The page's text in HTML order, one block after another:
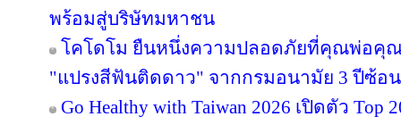
พร้อมสู่บริษัทมหาชน
โคโดโม ยืนหนึ่งความปลอดภัยที่คุณพ่อคุณ
"แปรงสีฟันติดดาว" จากกรมอนามัย 3 ปีซ้อน
Go Healthy with Taiwan 2026 เปิดตัว Top